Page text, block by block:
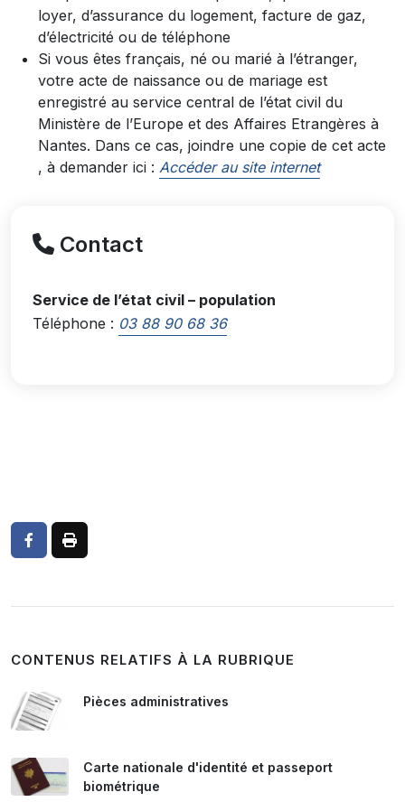
loyer, d’assurance du logement, facture de gaz,
d’électricité ou de téléphone
Si vous êtes français, né ou marié à l’étranger,
votre acte de naissance ou de mariage est
enregistré au service central de l’état civil du
Ministère de l’Europe et des Affaires Etrangères à
Nantes. Dans ce cas, joindre une copie de cet acte
, à demander ici : Accéder au site internet
Contact
Service de l’état civil – population
Téléphone : 03 88 90 68 36
CONTENUS RELATIFS À LA RUBRIQUE
Pièces administratives
Carte nationale d'identité et passeport
biométrique